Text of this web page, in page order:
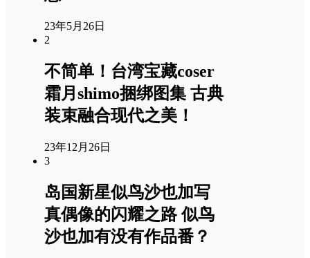
23年5月26日
2
不简单！台湾宝藏coser
霜月shimo捆绑图集 古典
装束融合现代之美！
23年12月26日
3
岛国新星似鸟沙也加写
真偶像的闪耀之路 似鸟
沙也加有没有作品番？